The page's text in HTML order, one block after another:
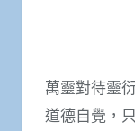
萬靈對待靈
道德自覺，